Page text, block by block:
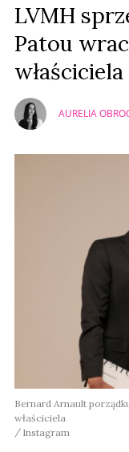
LVMH
Patou
właściciela
AURELIA
Bernard Arnault
właściciela
Instagram